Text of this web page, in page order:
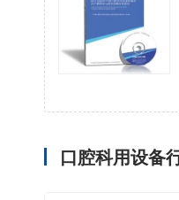
口腔科用设备